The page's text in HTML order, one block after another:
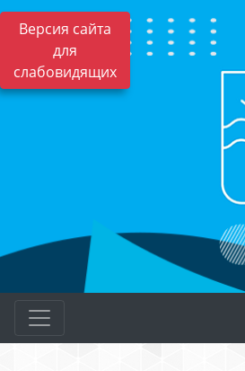
Версия сайта
для
слабовидящих